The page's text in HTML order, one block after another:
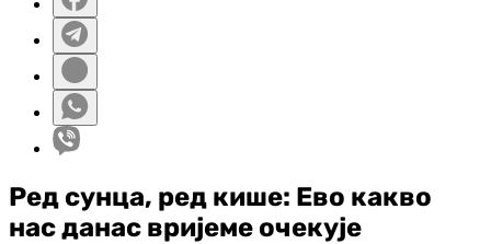
Ред сунца, ред кише: Ево какво
нас данас вријеме очекује